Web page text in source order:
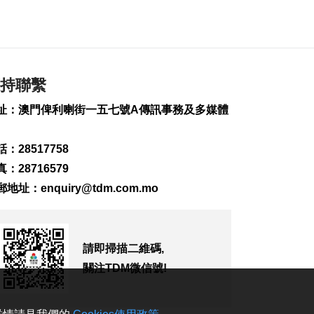
169
0
264
2026-08-07 19:24
140
0
聯繫
：澳門俾利喇街一五七號A傳訊事務及多媒體
：28517758
：28716579
地址： enquiry@tdm.com.mo
請即掃描二維碼,
關注TDM微信號!